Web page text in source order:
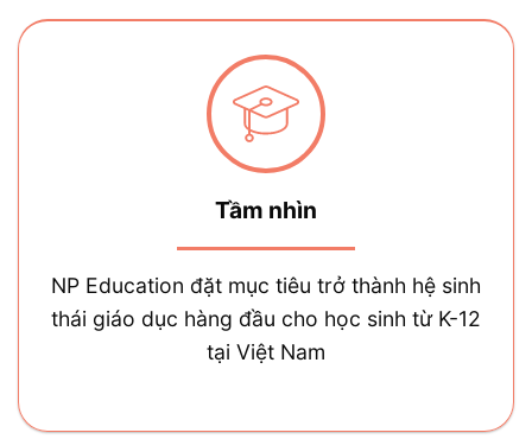
Tầm nhìn
NP Education đặt mục tiêu trở thành hệ sinh
thái giáo dục hàng đầu cho học sinh từ K-12
tại Việt Nam